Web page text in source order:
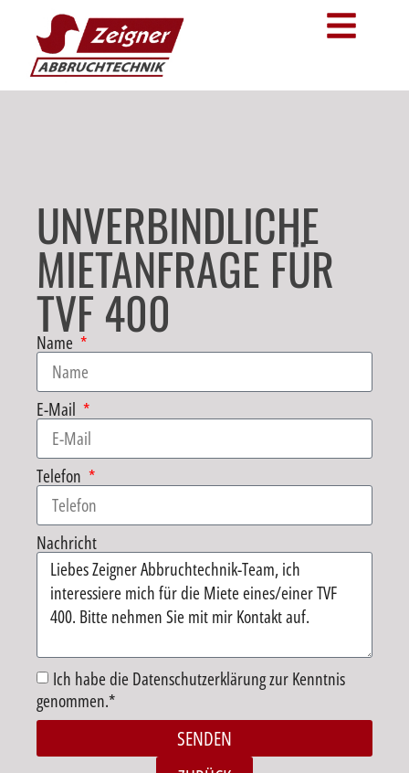
UNVERBINDLICHE
MIETANFRAGE FÜR
TVF 400
Name
E-Mail
Telefon
Nachricht
Ich habe die Datenschutzerklärung zur Kenntnis
genommen.*
SENDEN